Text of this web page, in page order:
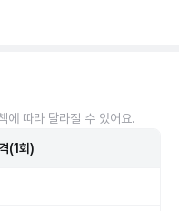
에 따라 달라질 수 있어요.
(1회)